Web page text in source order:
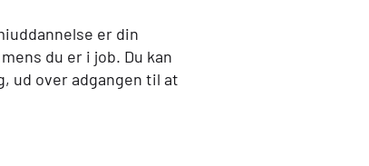
er din
du er i job. Du kan
ud over adgangen til at